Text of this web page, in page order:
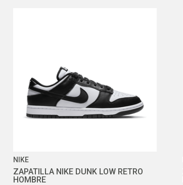
NIKE
ZAPATILLA NIKE DUNK LOW RETRO
HOMBRE